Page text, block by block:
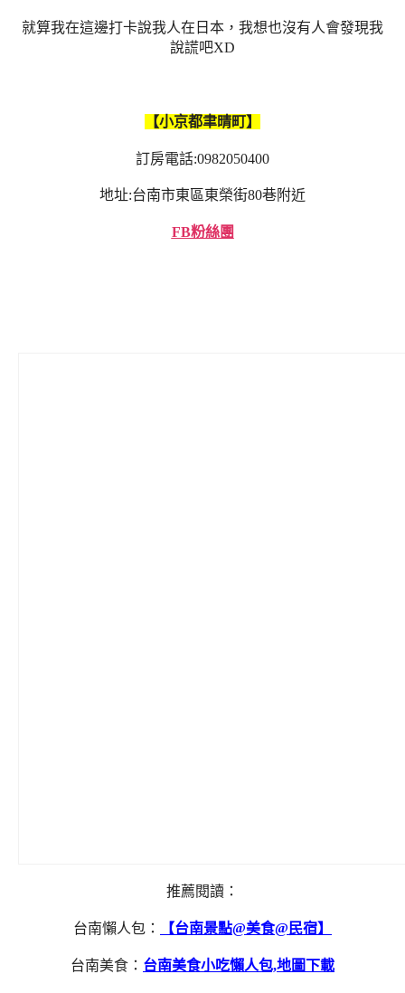
就算我在這邊打卡說我人在日本，我想也沒有人會發現我
說謊吧XD
【小京都聿晴町】
訂房電話:0982050400
地址:台南市東區東榮街80巷附近
FB粉絲團
推薦閱讀：
台南懶人包： 【台南景點@美食@民宿】
台南美食： 台南美食小吃懶人包,地圖下載